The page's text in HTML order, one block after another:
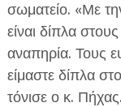
σωματείο. «Με
είναι δίπλα
αναπηρία. Τους
είμαστε δίπλα
τόνισε ο κ. Πήχας.